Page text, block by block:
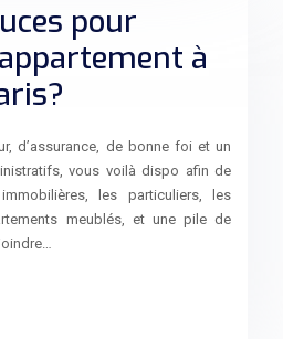
pour
à
d’assurance, de bonne foi et un
vous voilà dispo afin de
les particuliers, les
meublés, et une pile de